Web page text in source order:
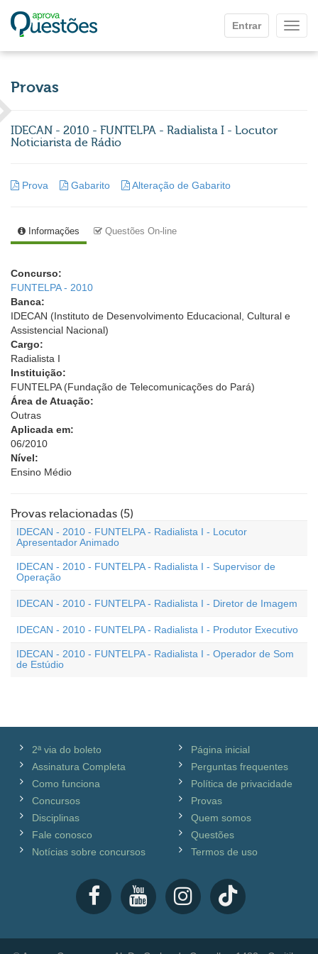
Entrar
Provas
IDECAN - 2010 - FUNTELPA - Radialista I - Locutor
Noticiarista de Rádio
Prova Gabarito Alteração de Gabarito
Informações Questões On-line
Concurso:
FUNTELPA - 2010
Banca:
IDECAN (Instituto de Desenvolvimento Educacional, Cultural e
Assistencial Nacional)
Cargo:
Radialista I
Instituição:
FUNTELPA (Fundação de Telecomunicações do Pará)
Área de Atuação:
Outras
Aplicada em:
06/2010
Nível:
Ensino Médio
Provas relacionadas (5)
IDECAN - 2010 - FUNTELPA - Radialista I - Locutor
Apresentador Animado
IDECAN - 2010 - FUNTELPA - Radialista I - Supervisor de
Operação
IDECAN - 2010 - FUNTELPA - Radialista I - Diretor de Imagem
IDECAN - 2010 - FUNTELPA - Radialista I - Produtor Executivo
IDECAN - 2010 - FUNTELPA - Radialista I - Operador de Som
de Estúdio
2ª via do boleto
Assinatura Completa
Como funciona
Concursos
Disciplinas
Fale conosco
Notícias sobre concursos
Página inicial
Perguntas frequentes
Política de privacidade
Provas
Quem somos
Questões
Termos de uso